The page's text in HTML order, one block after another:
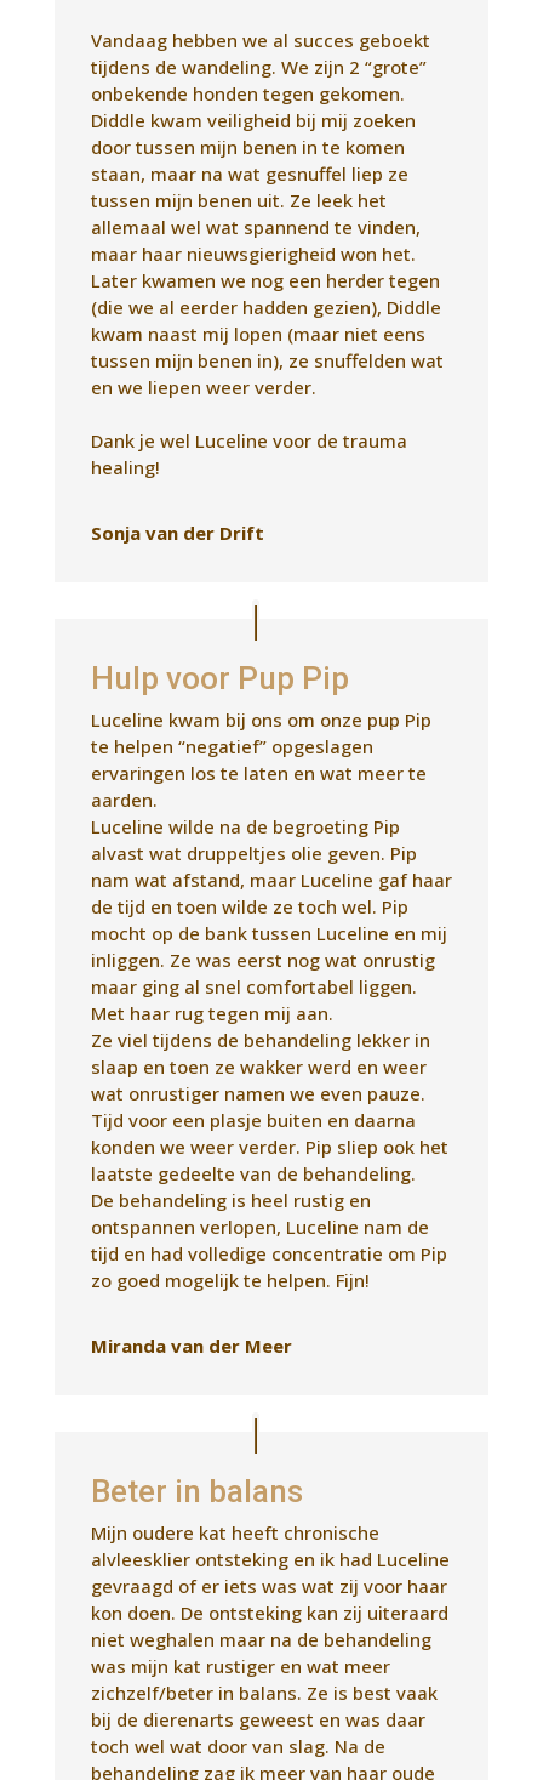
Later kwamen we nog een herder tegen
(die we al eerder hadden gezien), Diddle
kwam naast mij lopen (maar niet eens
tussen mijn benen in), ze snuffelden wat
en we liepen weer verder.
Dank je wel Luceline voor de trauma
healing!
Sonja van der Drift
Hulp voor Pup Pip
Luceline kwam bij ons om onze pup Pip
ervaringen los te laten en wat meer te
alvast wat druppeltjes olie geven. Pip
nam wat afstand, maar Luceline gaf haar
de tijd en toen wilde ze toch wel. Pip
mocht op de bank tussen Luceline en mij
inliggen. Ze was eerst nog wat onrustig
maar ging al snel comfortabel liggen.
Met haar rug tegen mij aan.
Ze viel tijdens de behandeling lekker in
slaap en toen ze wakker werd en weer
wat onrustiger namen we even pauze.
Tijd voor een plasje buiten en daarna
konden we weer verder. Pip sliep ook het
laatste gedeelte van de behandeling.
De behandeling is heel rustig en
ontspannen verlopen, Luceline nam de
tijd en had volledige concentratie om Pip
zo goed mogelijk te helpen. Fijn!
Miranda van der Meer
Beter in balans
Mijn oudere kat heeft chronische
gevraagd of er iets was wat zij voor haar
was mijn kat rustiger en wat meer
zichzelf/beter in balans. Ze is best vaak
bij de dierenarts geweest en was daar
toch wel wat door van slag. Na de
behandeling zag ik meer van haar oude
gedrag terug. Ze werd zelfs weer wat
speelser. Ik ben blij dat we zo toch nog
wat voor haar kunnen doen.
Monique